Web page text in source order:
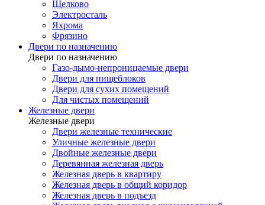
Щелково
Электросталь
Яхрома
Фрязино
Двери по назначению
Двери по назначению
Газо-дымо-непроницаемые двери
Двери для пищеблоков
Двери для сухих помещений
Для чистых помещений
Железные двери
Железные двери
Двери железные технические
Уличные железные двери
Двойные железные двери
Деревянная железная дверь
Железная дверь в квартиру
Железная дверь в общий коридор
Железная дверь в подъезд